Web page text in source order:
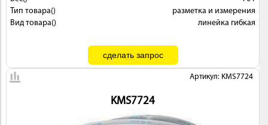
Тип товара()
разметка и измерения
Вид товара()
линейка гибкая
Артикул: KMS7724
KMS7724